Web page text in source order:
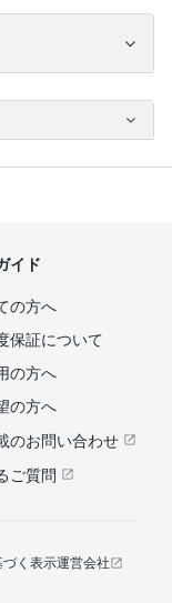
イド
の方へ
保証について
の方へ
の方へ
のお問い合わせ
ご質問
づく表示運営会社